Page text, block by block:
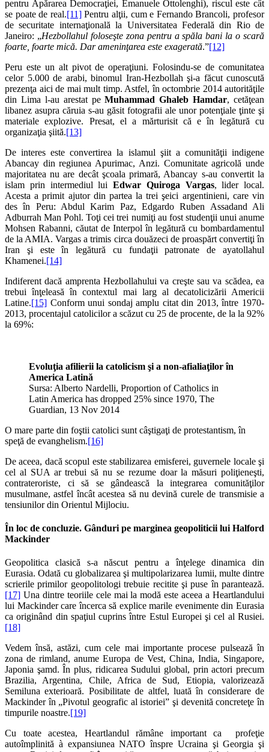
pentru Apărarea Democraţiei, Emanuele Ottolenghi), riscul este cât
se poate de real.[11]Pentru alţii, cum e Fernando Brancoli, profesor
de securitate internaţională la Universitatea Federală din Rio de
Janeiro: „Hezbollahul foloseşte zona pentru a spăla bani la o scară
foarte, foarte mică. Dar ameninţarea este exagerată.”[12]
Peru este un alt pivot de operaţiuni. Folosindu-se de comunitatea
celor 5.000 de arabi, binomul Iran-Hezbollah şi-a făcut cunoscută
prezenţa aici de mai mult timp. Astfel, în octombrie 2014 autorităţile
din Lima l-au arestat peMuhammad Ghaleb Hamdar, cetăţean
libanez asupra căruia s-au găsit fotografii ale unor potenţiale ţinte şi
materiale explozive. Presat, el a mărturisit că e în legătură cu
organizaţia şiită.[13]
De interes este convertirea la islamul şiit a comunităţii indigene
Abancay din regiunea Apurimac, Anzi. Comunitate agricolă unde
majoritatea nu are decât şcoala primară, Abancay s-au convertit la
islam prin intermediul lui Edwar Quiroga Vargas, lider local.
Acesta a primit ajutor din partea la trei şeici argentinieni, care vin
des în Peru: Abdul Karim Paz, Edgardo Ruben Assadand Ali
Adburrah Man Pohl. Toţi cei trei numiţi au fost studenţii unui anume
Mohsen Rabanni, căutat de Interpol în legătură cu bombardamentul
de la AMIA. Vargas a trimis circa douăzeci de proaspărt convertiţi în
Iran şi este în legătură cu fundaţii patronate de ayatollahul
Khamenei.[14]
Indiferent dacă amprenta Hezbollahului va creşte sau va scădea, ea
trebui înţeleasă în contextul mai larg al decatolicizării Americii
Latine.[15] Conform unui sondaj amplu citat din 2013, între 1970-
2013, procentajul catolicilor a scăzut cu 25 de procente, de la la 92%
la 69%:
Evoluţia afilierii la catolicism şi a non-afialiaţilor în
America Latină
Sursa: Alberto Nardelli, Proportion of Catholics in
Latin America has dropped 25% since 1970, The
Guardian, 13 Nov 2014
O mare parte din foştii catolici sunt câştigaţi de protestantism, în
speţă de evanghelism.[16]
De aceea, dacă scopul este stabilizarea emisferei, guvernele locale şi
cel al SUA ar trebui să nu se rezume doar la măsuri poliţieneşti,
contrateroriste, ci să se gândească la integrarea comunităţilor
musulmane, astfel încât acestea să nu devină curele de transmisie a
tensiunilor din Orientul Mijlociu.
În loc de concluzie. Gânduri pe marginea geopoliticii lui Halford
Mackinder
Geopolitica clasică s-a născut pentru a înţelege dinamica din
Eurasia. Odată cu globalizarea şi multipolarizarea lumii, multe dintre
scrierile primilor geopolitologi trebuie recitite şi puse în parantează.
[17] Una dintre teoriile cele mai la modă este aceea a Heartlandului
lui Mackinder care încerca să explice marile evenimente din Eurasia
ca originând din spaţiul cuprins între Estul Europei şi cel al Rusiei.
[18]
Vedem însă, astăzi, cum cele mai importante procese pulsează în
zona de rimland, anume Europa de Vest, China, India, Singapore,
Japonia şamd. În plus, ridicarea Sudului global, prin actori precum
Brazilia, Argentina, Chile, Africa de Sud, Etiopia, valorizează
Semiluna exterioară. Posibilitate de altfel, luată în considerare de
Mackinder în „Pivotul geografic al istoriei” şi devenită concreteţe în
timpurile noastre.[19]
Cu toate acestea, Heartlandul rămâne important ca profeţie
autoîmplinită à expansiunea NATO înspre Ucraina şi Georgia şi